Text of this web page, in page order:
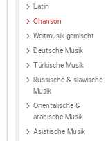
Latin
Chanson
Weltmusik gemischt
Deutsche Musik
Türkische Musik
Russische & slawische
Musik
Orientalische &
arabische Musik
Asiatische Musik